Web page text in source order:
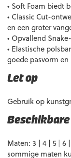
• Soft Foam biedt
• Classic Cut-
en een groter
• Opvallend
• Elastische
goede pasvorm
Let op
Gebruik op
Maten: 3 | 4 | 5 | 6
sommige maten